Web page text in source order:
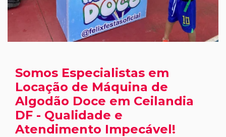
Somos Especialistas em
Locação de Máquina de
Algodão Doce em Ceilandia
DF - Qualidade e
Atendimento Impecável!